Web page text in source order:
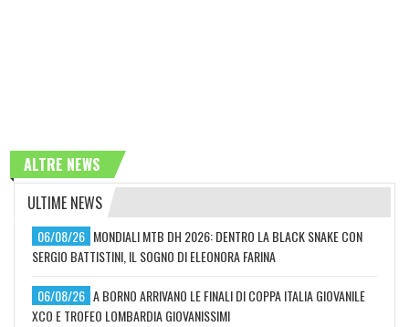
ALTRE NEWS
ULTIME NEWS
06/08/26 MONDIALI MTB DH 2026: DENTRO LA BLACK SNAKE CON
SERGIO BATTISTINI, IL SOGNO DI ELEONORA FARINA
06/08/26 A BORNO ARRIVANO LE FINALI DI COPPA ITALIA GIOVANILE
XCO E TROFEO LOMBARDIA GIOVANISSIMI